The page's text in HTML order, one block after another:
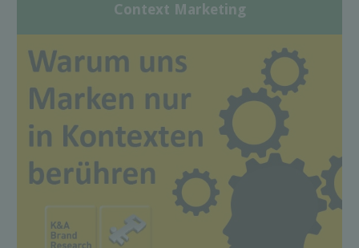
Context Marketing